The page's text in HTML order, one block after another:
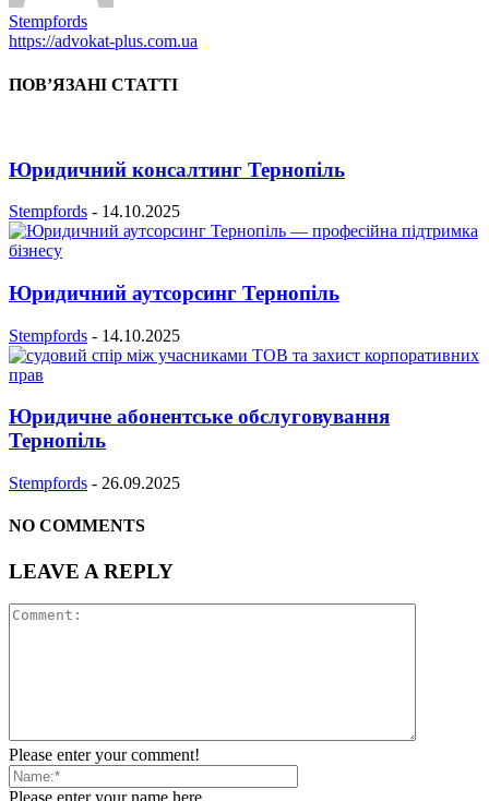
Stempfords
https://advokat-plus.com.ua
ПОВ’ЯЗАНІ СТАТТІ
Юридичний консалтинг Тернопіль
Stempfords - 14.10.2025
Юридичний аутсорсинг Тернопіль
Stempfords - 14.10.2025
Юридичне абонентське обслуговування
Тернопіль
Stempfords - 26.09.2025
NO COMMENTS
LEAVE A REPLY
Please enter your comment!